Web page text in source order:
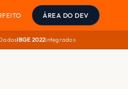
ÁREA DO DEV
IBGE 2022integrados